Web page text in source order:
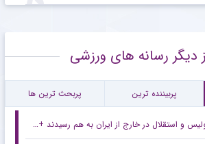
دیگر رسانه های ورزشی
پربیننده ترین پربحث ترین ها
و استقلال در خارج از ایران به هم رسیدند +عکس